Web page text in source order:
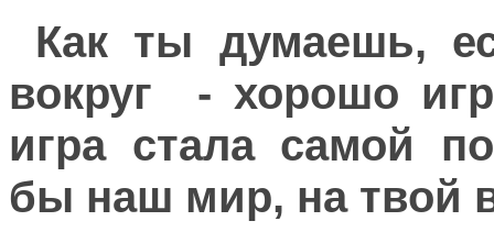
Как ты думаешь,
вокруг - хорошо
игра стала самой
бы наш мир, на твой